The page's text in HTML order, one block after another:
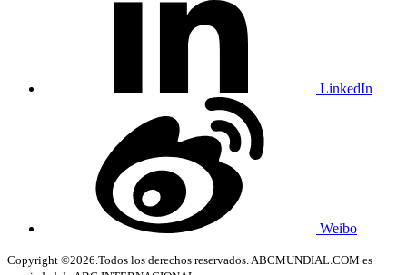
LinkedIn
Weibo
Copyright ©2026.Todos los derechos reservados. ABCMUNDIAL.COM es